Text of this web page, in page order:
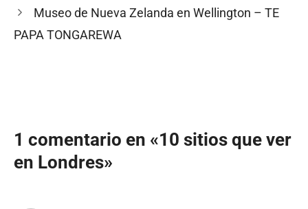
Museo de Nueva Zelanda en Wellington – TE
PAPA TONGAREWA
1 comentario en «10 sitios que ver
en Londres»